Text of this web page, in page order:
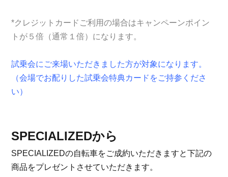
*クレジットカードご利用の場合はキャンペーンポイン
トが５倍（通常１倍）になります。
試乗会にご来場いただきました方が対象になります。
（会場でお配りした試乗会特典カードをご持参くださ
い）
SPECIALIZEDから
SPECIALIZEDの自転車をご成約いただきますと下記の
商品をプレゼントさせていただきます。